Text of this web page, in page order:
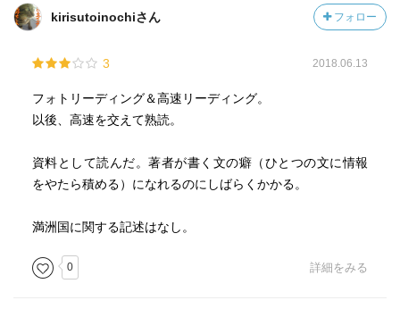
kirisutoinochiさん フォロー
3 2018.06.13
フォトリーディング＆高速リーディング。
以後、高速を交えて熟読。
資料として読んだ。著者が書く文の癖（ひとつの文に情報
をやたら積める）になれるのにしばらくかかる。
満洲国に関する記述はなし。
0 詳細をみる